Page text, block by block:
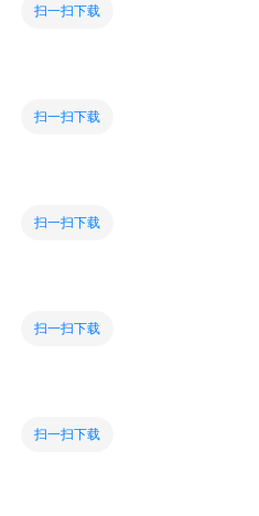
扫一扫下载
扫一扫下载
扫一扫下载
扫一扫下载
扫一扫下载